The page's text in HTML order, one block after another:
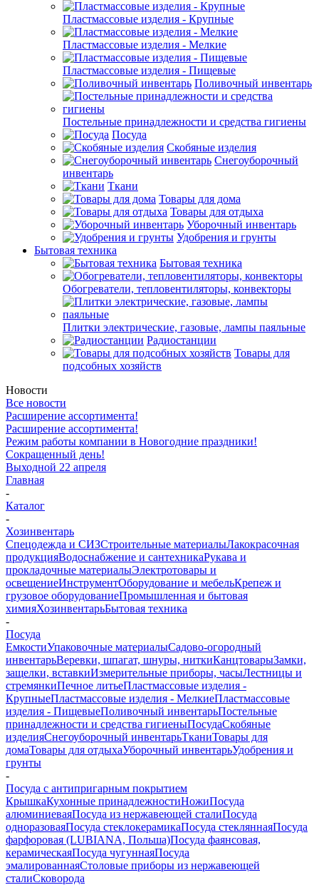
Пластмассовые изделия - Крупные
Пластмассовые изделия - Мелкие
Пластмассовые изделия - Пищевые
Поливочный инвентарь
Постельные принадлежности и средства гигиены
Посуда
Скобяные изделия
Снегоуборочный
инвентарь
Ткани
Товары для дома
Товары для отдыха
Уборочный инвентарь
Удобрения и грунты
Бытовая техника
Бытовая техника
Обогреватели, тепловентиляторы, конвекторы
Плитки электрические, газовые, лампы паяльные
Радиостанции
Товары для
подсобных хозяйств
Новости
Все новости
Расширение ассортимента!
Расширение ассортимента!
Режим работы компании в Новогодние праздники!
Сокращенный день!
Выходной 22 апреля
Главная
-
Каталог
-
Хозинвентарь
Спецодежда и СИЗСтроительные материалыЛакокрасочная
продукцияВодоснабжение и сантехникаРукава и
прокладочные материалыЭлектротовары и
освещениеИнструментОборудование и мебельКрепеж и
грузовое оборудованиеПромышленная и бытовая
химияХозинвентарьБытовая техника
-
Посуда
ЕмкостиУпаковочные материалыСадово-огородный
инвентарьВеревки, шпагат, шнуры, ниткиКанцтоварыЗамки,
защелки, вставкиИзмерительные приборы, часыЛестницы и
стремянкиПечное литьеПластмассовые изделия -
КрупныеПластмассовые изделия - МелкиеПластмассовые
изделия - ПищевыеПоливочный инвентарьПостельные
принадлежности и средства гигиеныПосудаСкобяные
изделияСнегоуборочный инвентарьТканиТовары для
домаТовары для отдыхаУборочный инвентарьУдобрения и
грунты
-
Посуда с антипригарным покрытием
КрышкаКухонные принадлежностиНожиПосуда
алюминиеваяПосуда из нержавеющей сталиПосуда
одноразоваяПосуда стеклокерамикаПосуда стекляннаяПосуда
фарфоровая (LUBIANA, Польша)Посуда фаянсовая,
керамическаяПосуда чугуннаяПосуда
эмалированнаяСтоловые приборы из нержавеющей
сталиСковорода